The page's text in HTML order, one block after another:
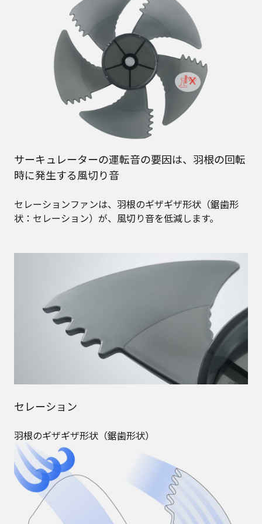
サーキュレーターの運転音の要因は、羽根の回転
時に発生する風切り音
セレーションファンは、羽根のギザギザ形状（鋸歯形
状：セレーション）が、風切り音を低減します。
セレーション
羽根のギザギザ形状（鋸歯形状）